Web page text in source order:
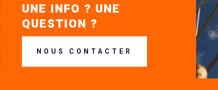
UNE INFO ? UNE
QUESTION ?
NOUS CONTACTER